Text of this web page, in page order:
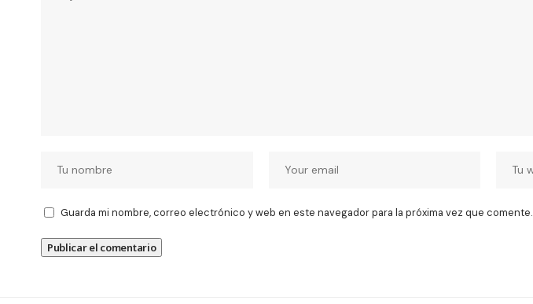
Guarda mi nombre, correo electrónico y web en este navegador para la próxima vez que comente.